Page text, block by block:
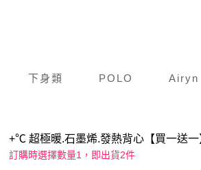
下身類 POLO Airyn
+℃ 超極暖.石墨烯.發熱背心【買一送
訂購時選擇數量1，即出貨2件